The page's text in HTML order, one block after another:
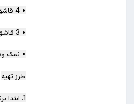
• 4 قاشق غذاخوری پیاز داغ و سیر داغ
• 3 قاشق مرباخوری دارچین، زیره، پودر لیمو عمانی و هل کوبیده شده
• نمک
طرز تهیه
1. ابتدا برنج را که از قبل خیس کرده اید با نمک، کمی زردچوبه و دارچین روی حرارت قرار دهید تا بجوشند. سپس آنها را آبکش و عدس پخته را به آن اضافه کنید.